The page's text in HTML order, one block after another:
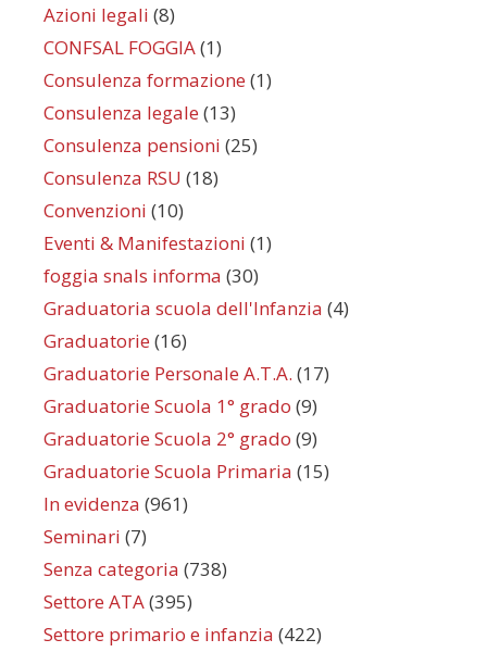
Azioni legali (8)
CONFSAL FOGGIA(1)
Consulenza formazione (1)
Consulenza legale (13)
Consulenza pensioni (25)
Consulenza RSU (18)
Convenzioni (10)
Eventi & Manifestazioni (1)
foggia snals informa (30)
Graduatoria scuola dell'Infanzia (4)
Graduatorie (16)
Graduatorie Personale A.T.A. (17)
Graduatorie Scuola 1° grado (9)
Graduatorie Scuola 2° grado (9)
Graduatorie Scuola Primaria (15)
In evidenza (961)
Seminari (7)
Senza categoria (738)
Settore ATA(395)
Settore primario e infanzia (422)